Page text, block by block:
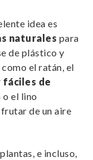
idea es
naturales para
de plástico y
el ratán, el
de
el lino
de un aire
e incluso,